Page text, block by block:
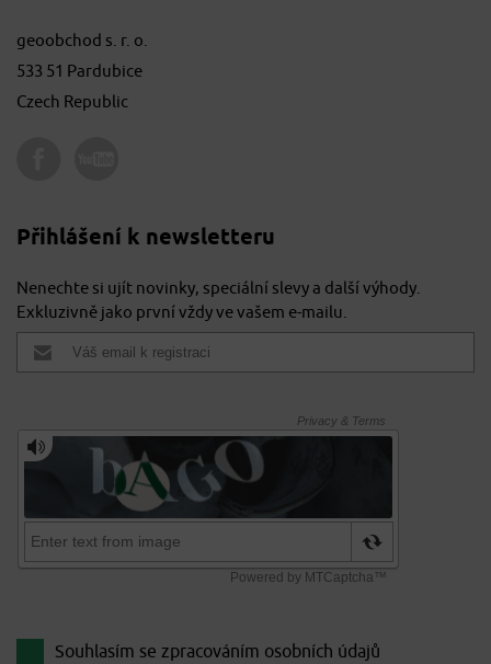
geoobchod s. r. o.
533 51 Pardubice
Czech Republic
Přihlášení k newsletteru
Nenechte si ujít novinky, speciální slevy a další výhody.
Exkluzivně jako první vždy ve vašem e-mailu.
Souhlasím se zpracováním osobních údajů